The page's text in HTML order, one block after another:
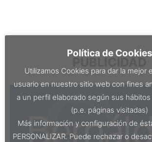
Política de Cookies
Utilizamos Cookies para dar la mejor
usuario en nuestro sitio web con fines
a un perfil elaborado según sus
(p.e. páginas visitadas)
Más información y configuración de
PERSONALIZAR. Puede rechazar o